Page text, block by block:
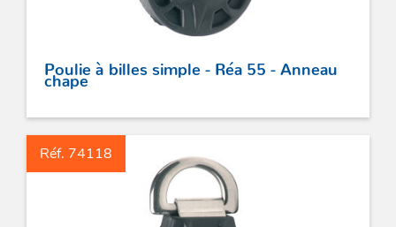
Poulie à billes simple - Réa 55 - Anneau
chape
Réf. 74118